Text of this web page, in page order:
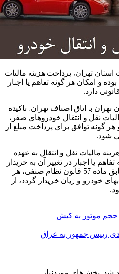
استان تهران، پرداخت هزینه مالیات
و امکان هر گونه تفاهم یا اجبار
دارد.
با اتاق اصناف تهران، تاکیده
نقل و انتقال خودروهای صفر،
گونه توافق برای پرداخت مبلغ از
شود.
مالیات نقل و انتقال به عهده
یا اجبار در تغییر آن به خریدار
مغایرت قانونی دارد. ضمناً مطابق ماده 57 قانون نظام صنفی، هر
خودرو و زیان خریدار گردد، از
حجم موتور به کیش
رییس جمهور به عراق
شد. بخش‌های موردنیاز